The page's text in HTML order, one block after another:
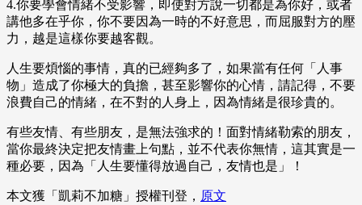
4.你要學會情緒不受影響，即使對方說一切都是為你好，或者
講他多在乎你，你不要因為一時的不好意思，而屈服對方的壓
力，越是這樣你要越客觀。
人生要煩惱的事情，真的已經夠多了，如果當有任何「人事
物」造成了你極大的負擔，甚至影響你的心情，請記得，不要
浪費自己的情緒，在不對的人身上，因為情緒是很珍貴的。
有些友情、有些朋友，是無法強求的！面對情緒勒索的朋友，
當你最終決定把友情畫上句點，並不代表你無情，這其實是一
種必要，因為「人生要懂得放過自己，友情也是」！
本文獲「凱莉不加糖」授權刊登， 原文